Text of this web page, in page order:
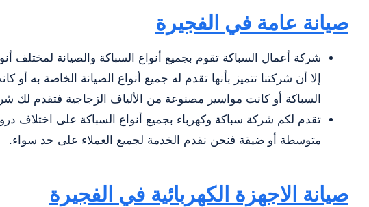
صيانة عامة في الفجيرة
شركة أعمال السباكة تقوم بجميع أنواع السباكة والصيانة لمختلف
إلا أن شركتنا تتميز بأنها تقدم له جميع أنواع الصيانة الخاصة
السباكة أو كانت مواسير مصنوعة من الألياف الزجاجية فتقدم لك
تقدم لكم شركة سباكة وكهرباء بجميع أنواع السباكة على اختلاف
متوسطة أو ضيقة فنحن نقدم الخدمة لجميع العملاء على حد سواء.
صيانة الاجهزة الكهربائية في الفجيرة